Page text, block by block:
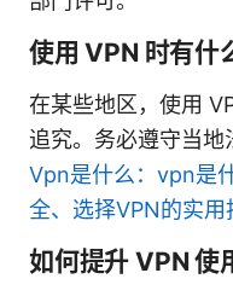
使用 VPN 时有什
在某些地区，使用
追究。务必遵守当地
Vpn是什么：vpn是
全、选择VPN的实用
如何提升 VPN 使